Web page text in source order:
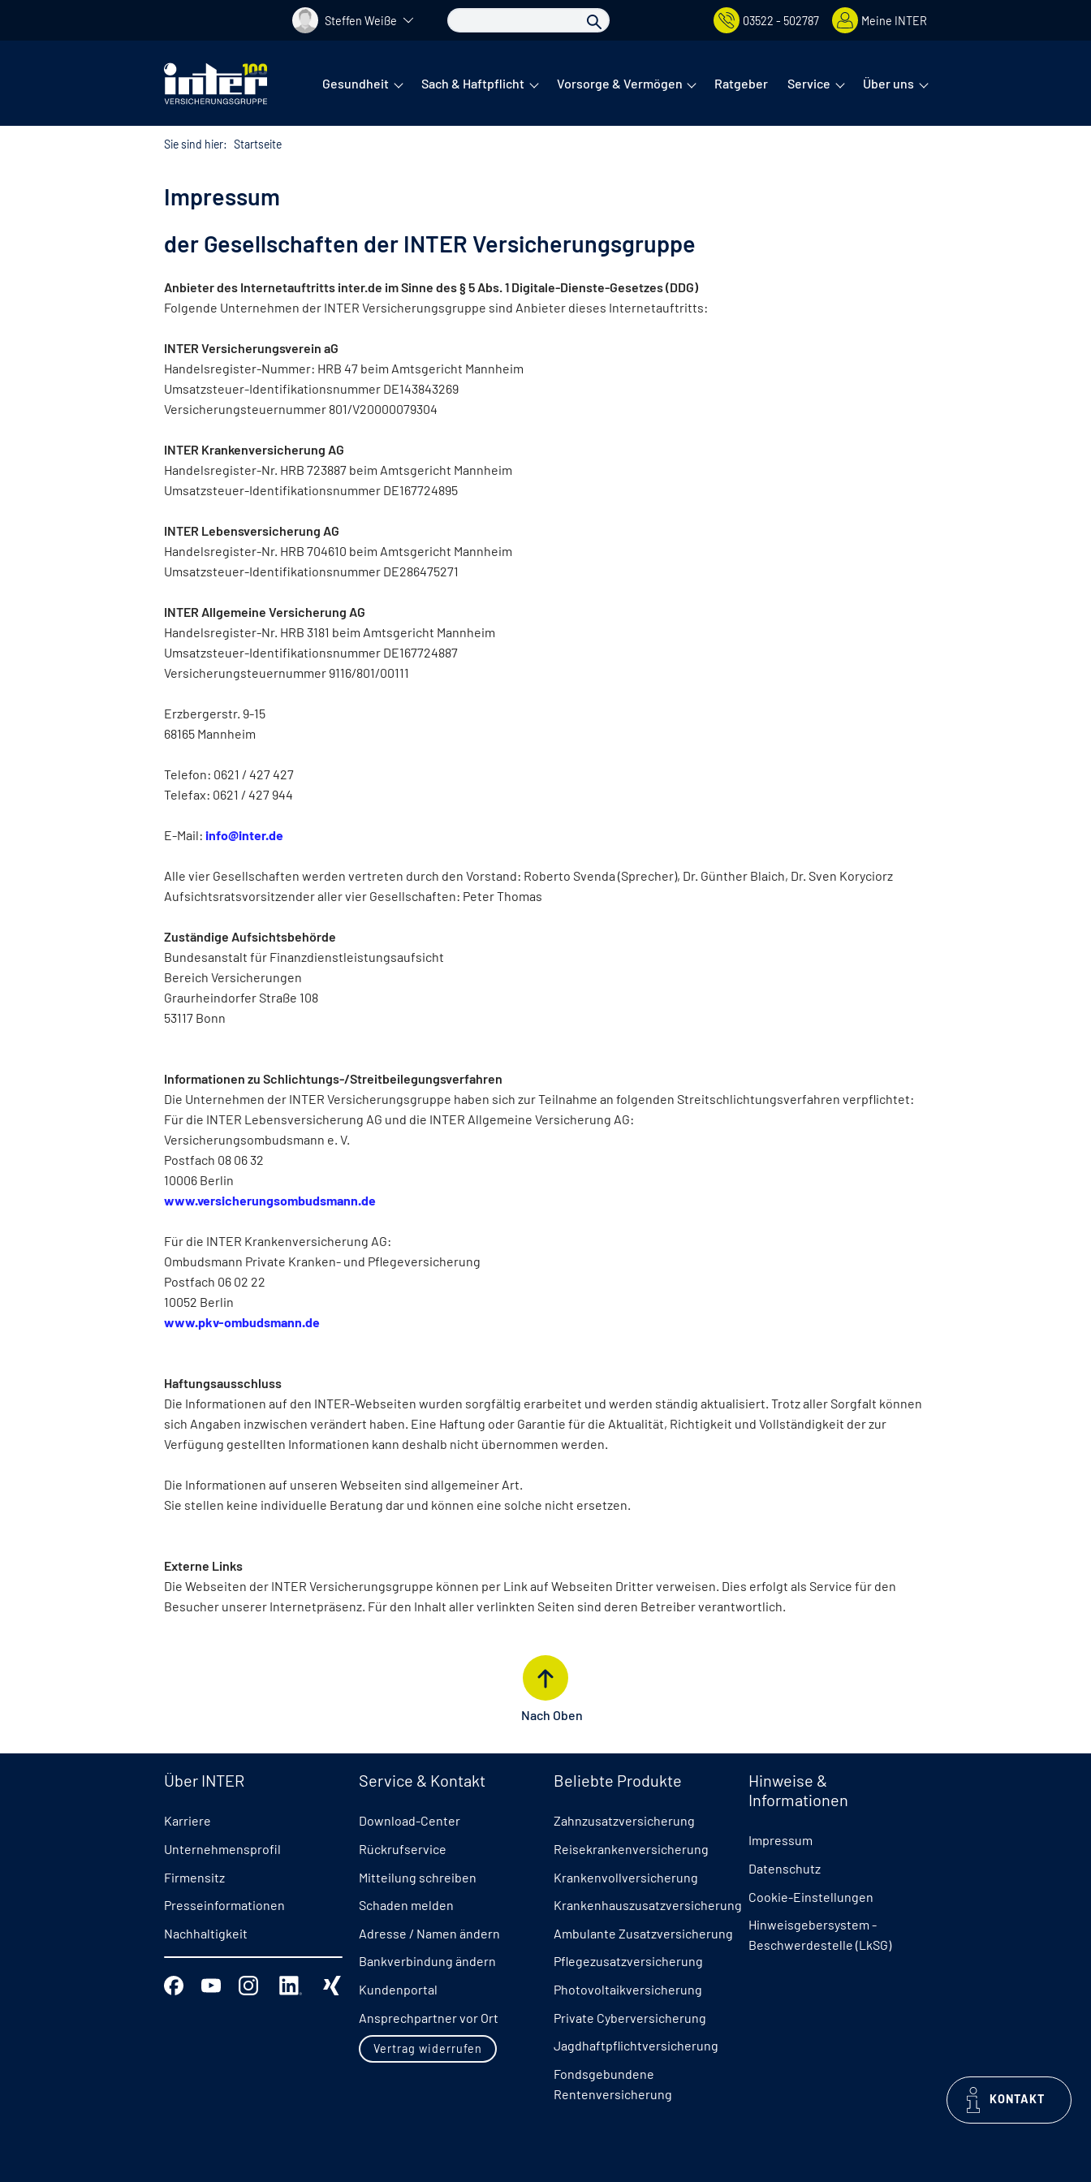
Steffen Weiße 03522 - 502787 Meine INTER
Hier befindet sich das Hauptmenü. Dieses lässt sich per Tab steuern. Untermenüs öffnet man mit der Leertaste oder Pfeil nach unten.
Gesundheit Sach & Haftpflicht Vorsorge & Vermögen Ratgeber Service Über uns
Sie sind hier: Startseite
Impressum
der Gesellschaften der INTER Versicherungsgruppe
Anbieter des Internetauftritts inter.de im Sinne des § 5 Abs. 1 Digitale-Dienste-Gesetzes (DDG)
Folgende Unternehmen der INTER Versicherungsgruppe sind Anbieter dieses Internetauftritts:
INTER Versicherungsverein aG
Handelsregister-Nummer: HRB 47 beim Amtsgericht Mannheim
Umsatzsteuer-Identifikationsnummer DE143843269
Versicherungsteuernummer 801/V20000079304
INTER Krankenversicherung AG
Handelsregister-Nr. HRB 723887 beim Amtsgericht Mannheim
Umsatzsteuer-Identifikationsnummer DE167724895
INTER Lebensversicherung AG
Handelsregister-Nr. HRB 704610 beim Amtsgericht Mannheim
Umsatzsteuer-Identifikationsnummer DE286475271
INTER Allgemeine Versicherung AG
Handelsregister-Nr. HRB 3181 beim Amtsgericht Mannheim
Umsatzsteuer-Identifikationsnummer DE167724887
Versicherungsteuernummer 9116/801/00111
Erzbergerstr. 9-15
68165 Mannheim
Telefon: 0621 / 427 427
Telefax: 0621 / 427 944
E-Mail: info@inter.de
Alle vier Gesellschaften werden vertreten durch den Vorstand: Roberto Svenda (Sprecher), Dr. Günther Blaich, Dr. Sven Koryciorz
Aufsichtsratsvorsitzender aller vier Gesellschaften: Peter Thomas
Zuständige Aufsichtsbehörde
Bundesanstalt für Finanzdienstleistungsaufsicht
Bereich Versicherungen
Graurheindorfer Straße 108
53117 Bonn
Informationen zu Schlichtungs-/Streitbeilegungsverfahren
Die Unternehmen der INTER Versicherungsgruppe haben sich zur Teilnahme an folgenden Streitschlichtungsverfahren verpflichtet:
Für die INTER Lebensversicherung AG und die INTER Allgemeine Versicherung AG:
Versicherungsombudsmann e. V.
Postfach 08 06 32
10006 Berlin
www.versicherungsombudsmann.de
Für die INTER Krankenversicherung AG:
Ombudsmann Private Kranken- und Pflegeversicherung
Postfach 06 02 22
10052 Berlin
www.pkv-ombudsmann.de
Haftungsausschluss
Die Informationen auf den INTER-Webseiten wurden sorgfältig erarbeitet und werden ständig aktualisiert. Trotz aller Sorgfalt können
sich Angaben inzwischen verändert haben. Eine Haftung oder Garantie für die Aktualität, Richtigkeit und Vollständigkeit der zur
Verfügung gestellten Informationen kann deshalb nicht übernommen werden.
Die Informationen auf unseren Webseiten sind allgemeiner Art.
Sie stellen keine individuelle Beratung dar und können eine solche nicht ersetzen.
Externe Links
Die Webseiten der INTER Versicherungsgruppe können per Link auf Webseiten Dritter verweisen. Dies erfolgt als Service für den
Besucher unserer Internetpräsenz. Für den Inhalt aller verlinkten Seiten sind deren Betreiber verantwortlich.
Nach Oben
KONTAKT
Über INTER
Karriere
Unternehmensprofil
Firmensitz
Presseinformationen
Nachhaltigkeit
Service & Kontakt
Download-Center
Rückrufservice
Mitteilung schreiben
Schaden melden
Adresse / Namen ändern
Bankverbindung ändern
Kundenportal
Ansprechpartner vor Ort
Vertrag widerrufen
Beliebte Produkte
Zahnzusatzversicherung
Reisekrankenversicherung
Krankenvollversicherung
Krankenhauszusatzversicherung
Ambulante Zusatzversicherung
Pflegezusatzversicherung
Photovoltaikversicherung
Private Cyberversicherung
Jagdhaftpflichtversicherung
Fondsgebundene
Rentenversicherung
Hinweise &
Informationen
Impressum
Datenschutz
Cookie-Einstellungen
Hinweisgebersystem -
Beschwerdestelle (LkSG)